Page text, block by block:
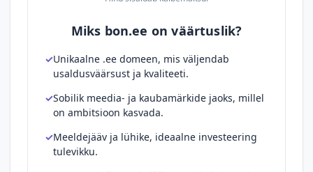
Miks bon.ee on väärtuslik?
Unikaalne .ee domeen, mis väljendab
usaldusväärsust ja kvaliteeti.
Sobilik meedia- ja kaubamärkide jaoks, millel
on ambitsioon kasvada.
Meeldejääv ja lühike, ideaalne investeering
tulevikku.